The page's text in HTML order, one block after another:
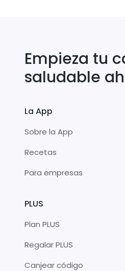
Empieza tu
saludable
La App
Sobre la App
Recetas
Para empresas
PLUS
Plan PLUS
Regalar PLUS
Canjear código